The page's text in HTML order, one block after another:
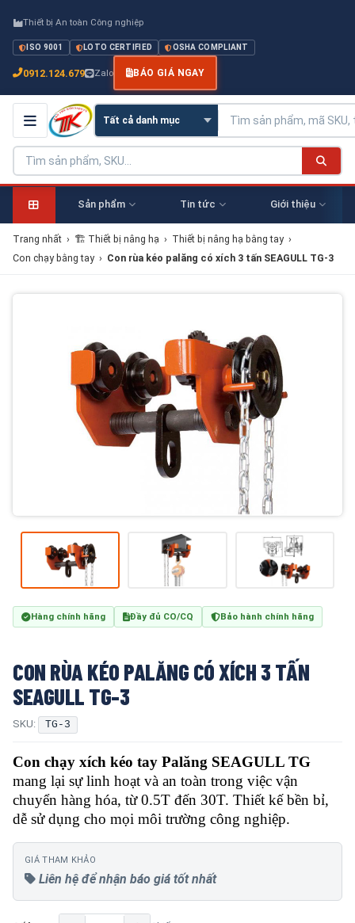
Thiết bị An toàn Công nghiệp
ISO 9001 LOTO CERTIFIED OSHA COMPLIANT
0912.124.679 Zalo BÁO GIÁ NGAY
Sản phẩm Tin tức Giới thiệu
Trang nhất › 🏗 Thiết bị nâng hạ › Thiết bị nâng hạ bằng tay ›
Con chạy bằng tay › Con rùa kéo palăng có xích 3 tấn SEAGULL TG-3
Hàng chính hãng Đầy đủ CO/CQ Bảo hành chính hãng
CON RÙA KÉO PALĂNG CÓ XÍCH 3 TẤN
SEAGULL TG-3
SKU: TG-3
Con chạy xích kéo tay Palăng SEAGULL TG
mang lại sự linh hoạt và an toàn trong việc vận
chuyển hàng hóa, từ 0.5T đến 30T. Thiết kế bền bỉ,
dễ sử dụng cho mọi môi trường công nghiệp.
GIÁ THAM KHẢO
Liên hệ để nhận báo giá tốt nhất